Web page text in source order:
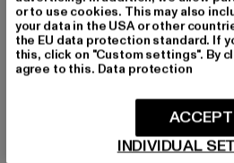
Hersteller: Zabou House |
Shelley Road, Ashton-on-Ribble |
GRÖSSE & PASSFORM
or to use cookies. This may also
your data in the USA or other
the EU data protection standard. If
this, click on "Custom settings". By
agree to this. Data protection
INDIVIDUAL
ACCEPT